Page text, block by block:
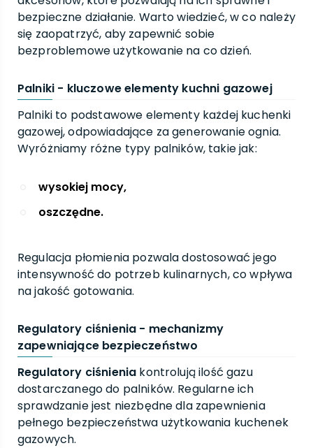
bezpieczne działanie. Warto wiedzieć, w co należy
się zaopatrzyć, aby zapewnić sobie
bezproblemowe użytkowanie na co dzień.
Palniki - kluczowe elementy kuchni gazowej
Palniki to podstawowe elementy każdej kuchenki
gazowej, odpowiadające za generowanie ognia.
Wyróżniamy różne typy palników, takie jak:
wysokiej mocy,
oszczędne.
Regulacja płomienia pozwala dostosować jego
intensywność do potrzeb kulinarnych, co wpływa
na jakość gotowania.
Regulatory ciśnienia - mechanizmy
zapewniające bezpieczeństwo
Regulatory ciśnienia kontrolują ilość gazu
dostarczanego do palników. Regularne ich
sprawdzanie jest niezbędne dla zapewnienia
pełnego bezpieczeństwa użytkowania kuchenek
gazowych.